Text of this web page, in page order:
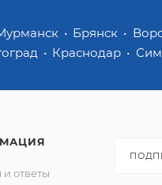
Брянск
Краснодар
ответы